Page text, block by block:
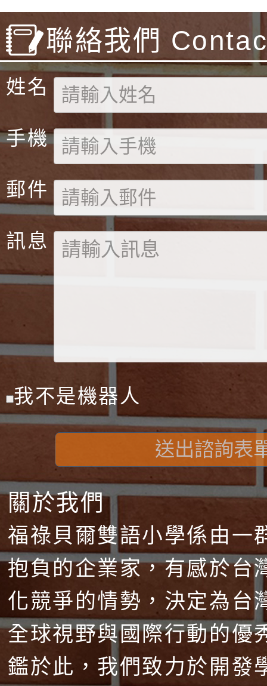
聯絡我們
姓名
手機
郵件
訊息
我不是機器人
送出諮詢表
關於我們
福祿貝爾雙語小學係由一
抱負的企業家，有感於台
化競爭的情勢，決定為台
全球視野與國際行動的優
鑑於此，我們致力於開發